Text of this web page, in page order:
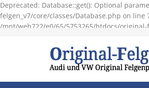
Deprecated: Database::get(): Optional
felgen_v7/core/classes/Database.php on
/mnt/web722/e0/65/5753265/htdocs/